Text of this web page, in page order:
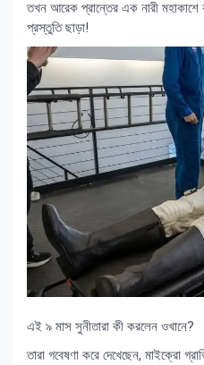
তখন আরেক প্রান্তের এক নারী
প্রস্তুতি ছাড়া!
এই ৯ মাস সুনীতারা কী করলেন ওখানে?
তারা গবেষণা করে দেখেছেন, মাইক্রো